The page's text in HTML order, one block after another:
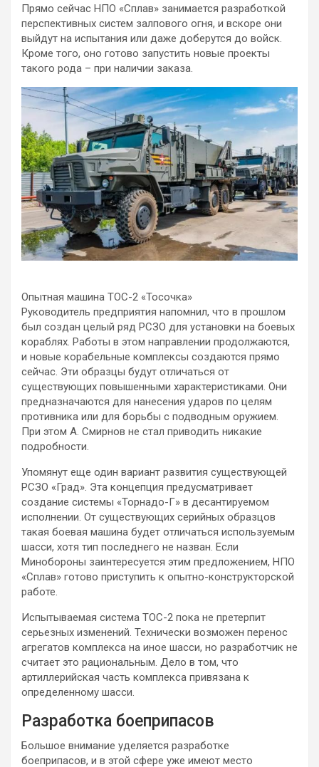
Прямо сейчас НПО «Сплав» занимается разработкой
перспективных систем залпового огня, и вскоре они
выйдут на испытания или даже доберутся до войск.
Кроме того, оно готово запустить новые проекты
такого рода – при наличии заказа.
Опытная машина ТОС-2 «Тосочка»
Руководитель предприятия напомнил, что в прошлом
был создан целый ряд РСЗО для установки на боевых
кораблях. Работы в этом направлении продолжаются,
и новые корабельные комплексы создаются прямо
сейчас. Эти образцы будут отличаться от
существующих повышенными характеристиками. Они
предназначаются для нанесения ударов по целям
противника или для борьбы с подводным оружием.
При этом А. Смирнов не стал приводить никакие
подробности.
Упомянут еще один вариант развития существующей
РСЗО «Град». Эта концепция предусматривает
создание системы «Торнадо-Г» в десантируемом
исполнении. От существующих серийных образцов
такая боевая машина будет отличаться используемым
шасси, хотя тип последнего не назван. Если
Минобороны заинтересуется этим предложением, НПО
«Сплав» готово приступить к опытно-конструкторской
работе.
Испытываемая система ТОС-2 пока не претерпит
серьезных изменений. Технически возможен перенос
агрегатов комплекса на иное шасси, но разработчик не
считает это рациональным. Дело в том, что
артиллерийская часть комплекса привязана к
определенному шасси.
Разработка боеприпасов
Большое внимание уделяется разработке
боеприпасов, и в этой сфере уже имеют место